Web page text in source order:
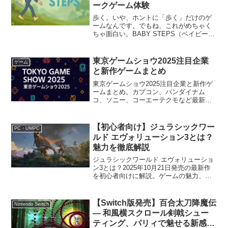
ークゲーム体験
歩く。いや、ホントに「歩く」だけのゲ
ームなんです。でもね、これがめちゃく
ちゃ面白い。BABY STEPS（ベイビー・
い。物理演算で足を1本ずつ操作して、よ
たよた進む...
ゲーム
東京ゲームショウ2025注目企業
と新作ゲームまとめ
東京ゲームショウ2025注目企業と新作ゲ
ームまとめ。カプコン、バンダイナム
コ、ソニー、コーエーテクモなど最新作
PC・UMPC
【初心者向け】ジュラシックワー
ルド エヴォリューション3とは？
魅力を徹底解説
ジュラシックワールド エヴォリューショ
ン3とは？2025年10月21日発売の最新作
を初心者向けに解説。ゲームの魅力、遊
ワールド エヴォリューションとはどんな
ゲーム？シリ...
Nintendo Switch
【Switch版発売】百合太刀降魔伝
― 和風横スクロール剣戟シュー
ティング、パリィで魅せる新感覚